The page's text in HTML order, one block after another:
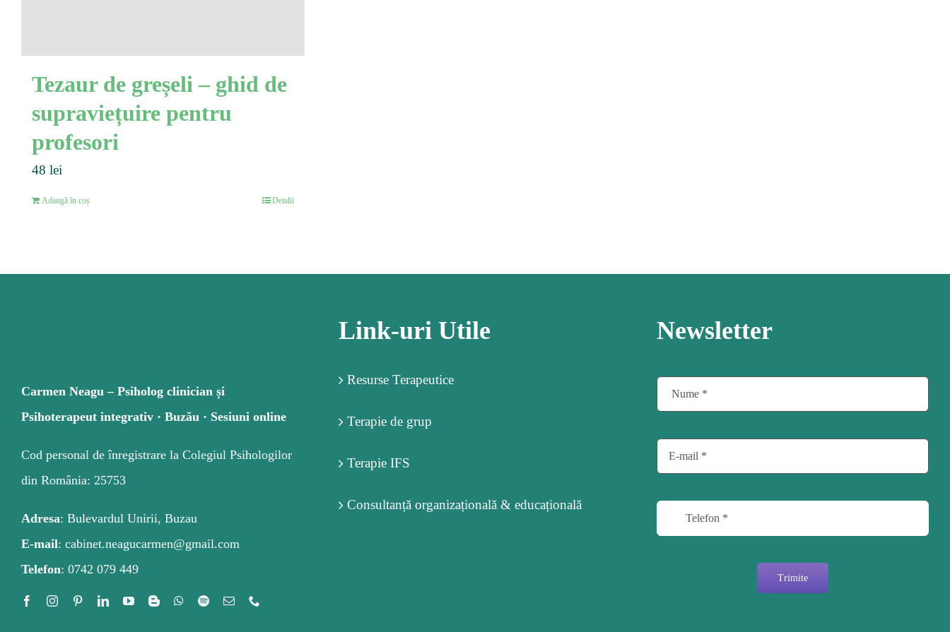
Tezaur de greșeli – ghid de
supraviețuire pentru
profesori
48 lei
Adaugă în coș Detalii
Carmen Neagu – Psiholog clinician și
Psihoterapeut integrativ · Buzău · Sesiuni online
Cod personal de înregistrare la Colegiul Psihologilor
din România: 25753
Adresa: Bulevardul Unirii, Buzau
E-mail: cabinet.neagucarmen@gmail.com
Telefon: 0742 079 449
Link-uri Utile
Resurse Terapeutice
Terapie de grup
Terapie IFS
Consultanță organizațională & educațională
Newsletter
Trimite